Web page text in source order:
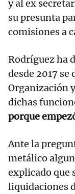
y al ex
su presunta
comisiones a
Rodríguez ha
desde 2017 se
Organización
dichas
porque
Ante la
metálico
explicado que
liquidaciones